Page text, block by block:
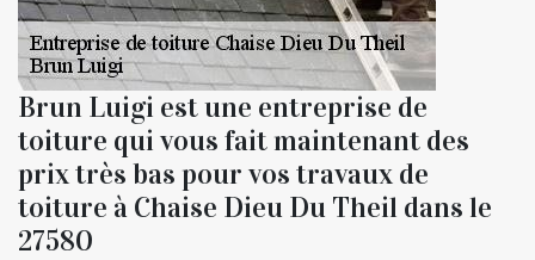
Brun Luigi est une entreprise de
toiture qui vous fait maintenant des
prix très bas pour vos travaux de
toiture à Chaise Dieu Du Theil dans le
27580